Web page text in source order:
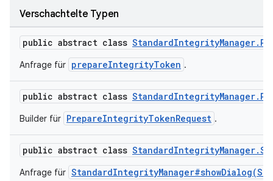
Verschachtelte Typen
public abstract class
Anfrage für prepareIntegrityToken .
public abstract class
Builder für PrepareIntegrityTokenRequest .
public abstract class
Anfrage für